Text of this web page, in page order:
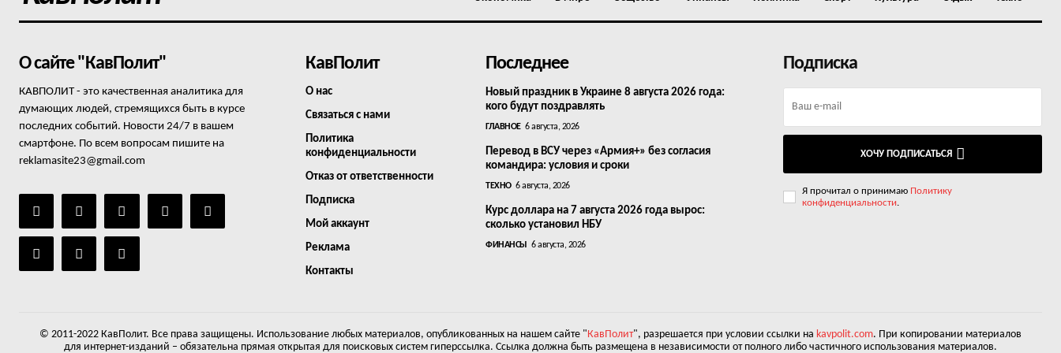
О сайте "КавПолит"
КАВПОЛИТ - это качественная аналитика для
думающих людей, стремящихся быть в курсе
последних событий. Новости 24/7 в вашем
смартфоне. По всем вопросам пишите на
reklamasite23@gmail.com
КавПолит
О нас
Связаться с нами
Политика
конфиденциальности
Отказ от ответственности
Подписка
Мой аккаунт
Реклама
Контакты
Последнее
Новый праздник в Украине 8 августа 2026 года:
кого будут поздравлять
ГЛАВНОЕ 6 августа, 2026
Перевод в ВСУ через «Армия+» без согласия
командира: условия и сроки
ТЕХНО 6 августа, 2026
Курс доллара на 7 августа 2026 года вырос:
сколько установил НБУ
ФИНАНСЫ 6 августа, 2026
Подписка
ХОЧУ ПОДПИСАТЬСЯ
Я прочитал о принимаю Политику
конфиденциальности.
© 2011-2022 КавПолит. Все права защищены. Использование любых материалов, опубликованных на нашем сайте " КавПолит", разрешается при условии ссылки на kavpolit.com. При копировании материалов
для интернет-изданий – обязательна прямая открытая для поисковых систем гиперссылка. Ссылка должна быть размещена в независимости от полного либо частичного использования материалов.